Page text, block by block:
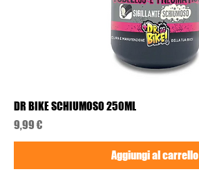
DR BIKE SCHIUMOSO 250ML
Prezzo
9,99 €
Aggiungi al carrello